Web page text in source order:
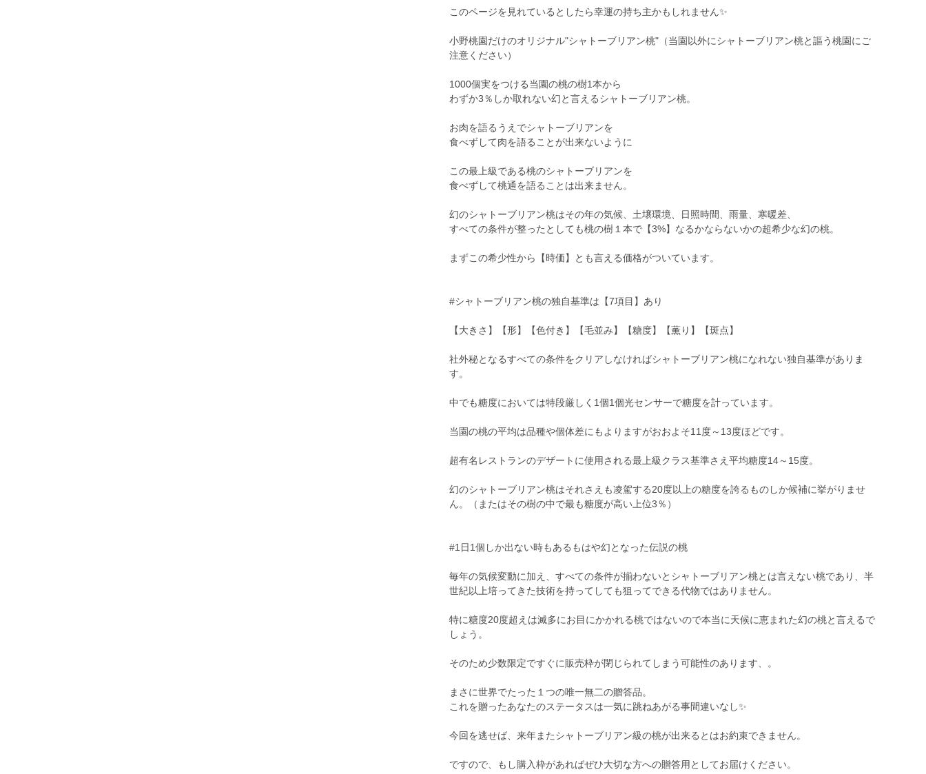
このページを見れているとしたら幸運の持ち主かもしれません✨
小野桃園だけのオリジナル"シャトーブリアン桃"（当園以外にシャトーブリアン桃と謳う桃園にご
注意ください）
1000個実をつける当園の桃の樹1本から
わずか3％しか取れない幻と言えるシャトーブリアン桃。
お肉を語るうえでシャトーブリアンを
食べずして肉を語ることが出来ないように
この最上級である桃のシャトーブリアンを
食べずして桃通を語ることは出来ません。
幻のシャトーブリアン桃はその年の気候、土壌環境、日照時間、雨量、寒暖差、
すべての条件が整ったとしても桃の樹１本で【3%】なるかならないかの超希少な幻の桃。
まずこの希少性から【時価】とも言える価格がついています。
#シャトーブリアン桃の独自基準は【7項目】あり
【大きさ】【形】【色付き】【毛並み】【糖度】【薫り】【斑点】
社外秘となるすべての条件をクリアしなければシャトーブリアン桃になれない独自基準がありま
す。
中でも糖度においては特段厳しく1個1個光センサーで糖度を計っています。
当園の桃の平均は品種や個体差にもよりますがおおよそ11度～13度ほどです。
超有名レストランのデザートに使用される最上級クラス基準さえ平均糖度14～15度。
幻のシャトーブリアン桃はそれさえも凌駕する20度以上の糖度を誇るものしか候補に挙がりませ
ん。（またはその樹の中で最も糖度が高い上位3％）
#1日1個しか出ない時もあるもはや幻となった伝説の桃
毎年の気候変動に加え、すべての条件が揃わないとシャトーブリアン桃とは言えない桃であり、半
世紀以上培ってきた技術を持ってしても狙ってできる代物ではありません。
特に糖度20度超えは滅多にお目にかかれる桃ではないので本当に天候に恵まれた幻の桃と言えるで
しょう。
そのため少数限定ですぐに販売枠が閉じられてしまう可能性のあります、。
まさに世界でたった１つの唯一無二の贈答品。
これを贈ったあなたのステータスは一気に跳ねあがる事間違いなし✨
今回を逃せば、来年またシャトーブリアン級の桃が出来るとはお約束できません。
ですので、もし購入枠があればぜひ大切な方への贈答用としてお届けください。